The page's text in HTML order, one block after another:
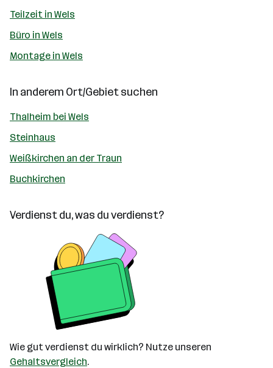
Teilzeit in Wels
Büro in Wels
Montage in Wels
In anderem Ort/Gebiet suchen
Thalheim bei Wels
Steinhaus
Weißkirchen an der Traun
Buchkirchen
Verdienst du, was du verdienst?
Wie gut verdienst du wirklich? Nutze unseren
Gehaltsvergleich.